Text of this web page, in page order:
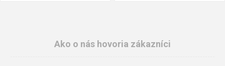
Ako o nás hovoria zákazníci